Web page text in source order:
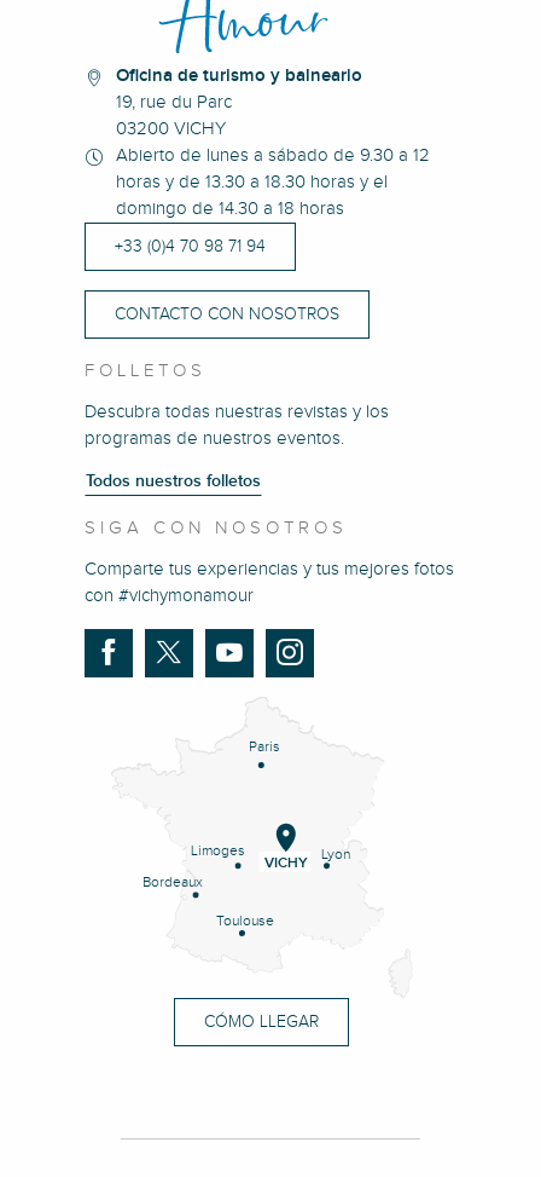
Oficina de turismo y balneario
19, rue du Parc
03200 VICHY
Abierto de lunes a sábado de 9.30 a 12
horas y de 13.30 a 18.30 horas y el
domingo de 14.30 a 18 horas
+33 (0)4 70 98 71 94
CONTACTO CON NOSOTROS
FOLLETOS
Descubra todas nuestras revistas y los
programas de nuestros eventos.
Todos nuestros folletos
SIGA CON NOSOTROS
Comparte tus experiencias y tus mejores fotos
con #vichymonamour
Paris
Lyon
Limoges
Bordeaux
Toulouse
VICHY
CÓMO LLEGAR